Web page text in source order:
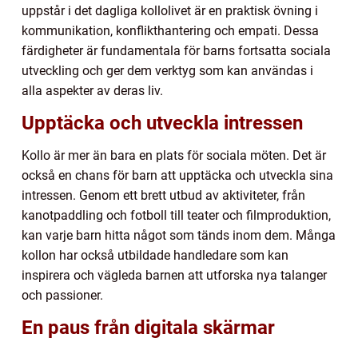
uppstår i det dagliga kollolivet är en praktisk övning i
kommunikation, konflikthantering och empati. Dessa
färdigheter är fundamentala för barns fortsatta sociala
utveckling och ger dem verktyg som kan användas i
alla aspekter av deras liv.
Upptäcka och utveckla intressen
Kollo är mer än bara en plats för sociala möten. Det är
också en chans för barn att upptäcka och utveckla sina
intressen. Genom ett brett utbud av aktiviteter, från
kanotpaddling och fotboll till teater och filmproduktion,
kan varje barn hitta något som tänds inom dem. Många
kollon har också utbildade handledare som kan
inspirera och vägleda barnen att utforska nya talanger
och passioner.
En paus från digitala skärmar